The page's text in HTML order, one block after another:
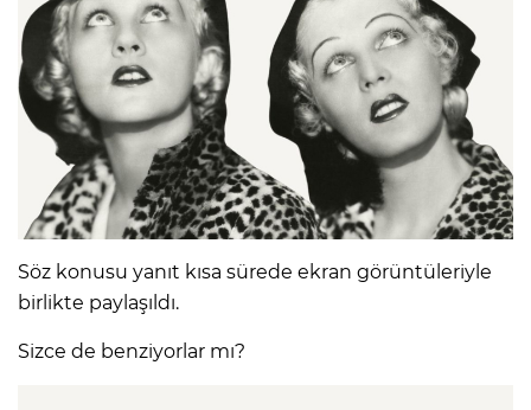
Söz konusu yanıt kısa sürede ekran görüntüleriyle
birlikte paylaşıldı.
Sizce de benziyorlar mı?